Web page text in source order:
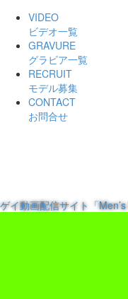
VIDEO
ビデオ一覧
GRAVURE
グラビア一覧
RECRUIT
モデル募集
CONTACT
お問合せ
ゲイ動画配信サイト「